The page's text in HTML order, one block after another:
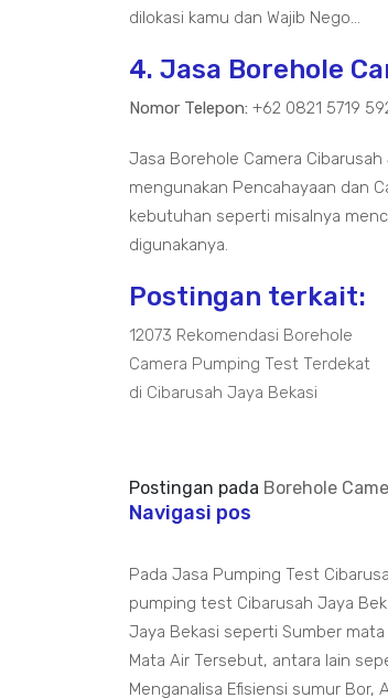
dilokasi kamu dan Wajib Nego...
4. Jasa Borehole
Nomor Telepon: +62 0821 5719
Jasa Borehole Camera
mengunakan Pencahayaan dan
kebutuhan seperti misalnya
digunakanya.
Postingan terkait:
12073 Rekomendasi Borehole
Camera Pumping Test Terdekat
di Cibarusah Jaya Bekasi
Postingan pada Borehole
Navigasi pos
Pada Jasa Pumping Test
pumping test Cibarusah Jaya
Jaya Bekasi seperti Sumber
Mata Air Tersebut, antara lain
Menganalisa Efisiensi sumur Bor,